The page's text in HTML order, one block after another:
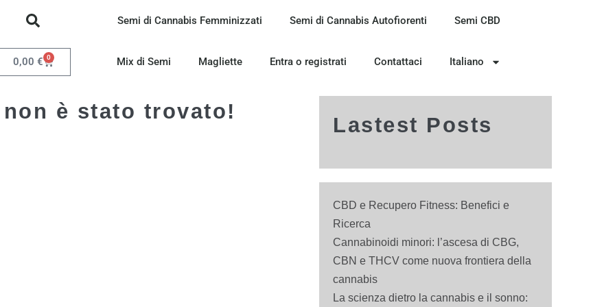
0,00 € 0
Semi di Cannabis Femminizzati Semi di Cannabis Autofiorenti Semi CBD
Mix di Semi Magliette Entra o registrati Contattaci Italiano
è stato trovato!
Lastest Posts
CBD e Recupero Fitness: Benefici e
Ricerca
Cannabinoidi minori: l’ascesa di CBG,
CBN e THCV come nuova frontiera della
cannabis
La scienza dietro la cannabis e il sonno: